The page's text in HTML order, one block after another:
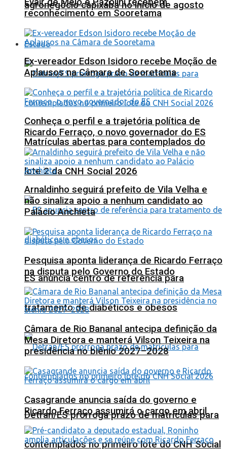
agronegócio capixaba no início de agosto
Estado
Matrículas abertas para contemplados do
lote 2 da CNH Social 2026
ES anuncia centro de referência para
tratamento de diabéticos e obesos
Detran/ES prorroga prazo de matrículas para
contemplados no primeiro lote do CNH Social
reconhecimento em Sooretama
Ex-vereador Edson Isidoro recebe Moção de
Aplausos na Câmara de Sooretama
Conheça o perfil e a trajetória política de
Ricardo Ferraço, o novo governador do ES
Arnaldinho seguirá prefeito de Vila Velha e
não sinaliza apoio a nenhum candidato ao
Palácio Anchieta
Pesquisa aponta liderança de Ricardo Ferraço
na disputa pelo Governo do Estado
Câmara de Rio Bananal antecipa definição da
Mesa Diretora e manterá Vilson Teixeira na
presidência no biênio 2027–2028
Casagrande anuncia saída do governo e
Ricardo Ferraço assumirá o cargo em abril